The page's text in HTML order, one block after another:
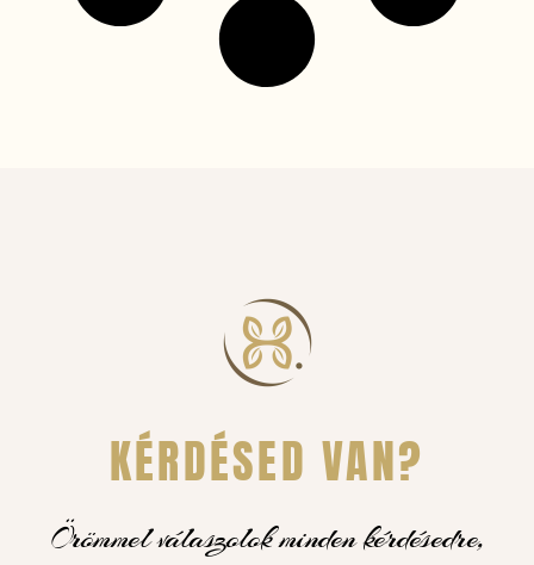
KÉRDÉSED VAN?
Örömmel válaszolok minden kérdésedre,